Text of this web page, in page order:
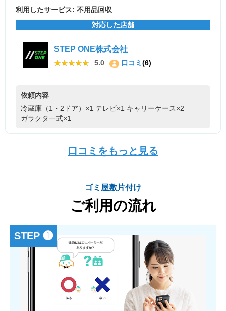
利用したサービス: 不用品回収
対応した店舗
STEP ONE株式会社
★★★★★
★★★★★ 5.0 口コミ(6)
依頼内容
冷蔵庫（1・2ドア）×1 テレビ×1 キャリーケース×2
ガラクタ一式×1
口コミをもっと見る
ゴミ屋敷片付け
ご利用の流れ
STEP ❶